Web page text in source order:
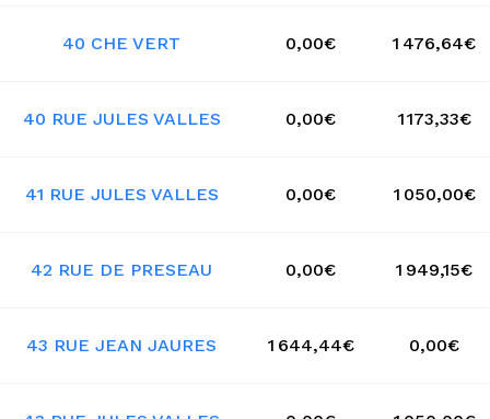
40 CHE VERT 0,00€ 1 476,64€
40 RUE JULES VALLES 0,00€ 1 173,33€
41 RUE JULES VALLES 0,00€ 1 050,00€
42 RUE DE PRESEAU 0,00€ 1 949,15€
43 RUE JEAN JAURES 1 644,44€ 0,00€